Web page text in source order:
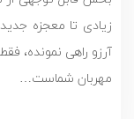
زیادی تا معجزه
آرزو راهی نمونده،
مهربان شماست…